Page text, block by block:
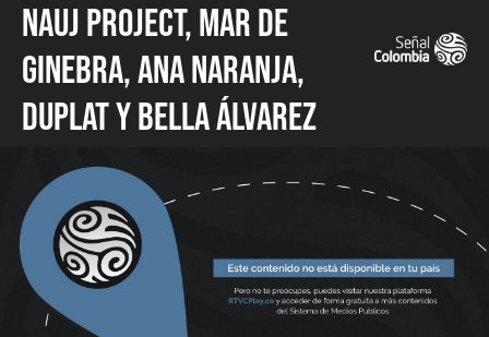
Nauj Project, Mar de
Ginebra, Ana Naranja,
Duplat y Bella Álvarez